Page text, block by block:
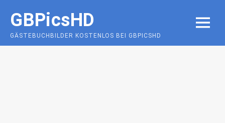
content
GBPicsHD
GÄSTEBUCHBILDER KOSTENLOS BEI GBPICSHD
MENU